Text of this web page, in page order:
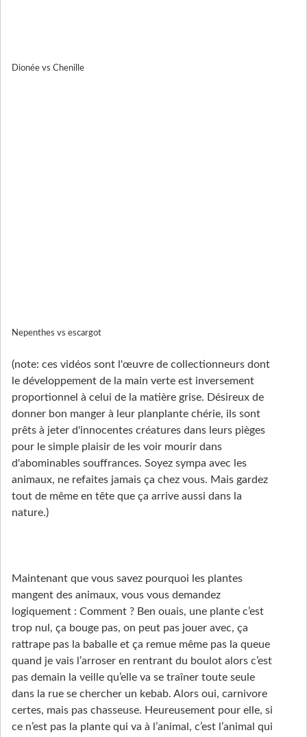
Dionée vs Chenille
Nepenthes vs escargot
(note: ces vidéos sont l'œuvre de collectionneurs dont
le développement de la main verte est inversement
proportionnel à celui de la matière grise. Désireux de
donner bon manger à leur planplante chérie, ils sont
prêts à jeter d'innocentes créatures dans leurs pièges
pour le simple plaisir de les voir mourir dans
d'abominables souffrances. Soyez sympa avec les
animaux, ne refaites jamais ça chez vous. Mais gardez
tout de même en tête que ça arrive aussi dans la
nature.)
Maintenant que vous savez pourquoi les plantes
mangent des animaux, vous vous demandez
logiquement : Comment ? Ben ouais, une plante c’est
trop nul, ça bouge pas, on peut pas jouer avec, ça
rattrape pas la baballe et ça remue même pas la queue
quand je vais l’arroser en rentrant du boulot alors c’est
pas demain la veille qu’elle va se traîner toute seule
dans la rue se chercher un kebab. Alors oui, carnivore
certes, mais pas chasseuse. Heureusement pour elle, si
ce n’est pas la plante qui va à l’animal, c’est l’animal qui